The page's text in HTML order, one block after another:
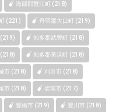
海部郡蟹江町 (218)
(221) 丹羽郡大口町 (219)
知多郡武豊町 (218)
知多郡美浜町 (218)
市 (218) 刈谷市 (218)
市 (218) 碧南市 (217)
豊橋市 (219) 豊川市 (218)